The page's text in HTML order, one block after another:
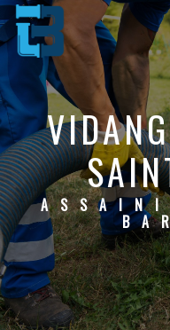
VIDANGE DE FOSSE
ASSAINISSEMENT DE
Panneau de gestion des